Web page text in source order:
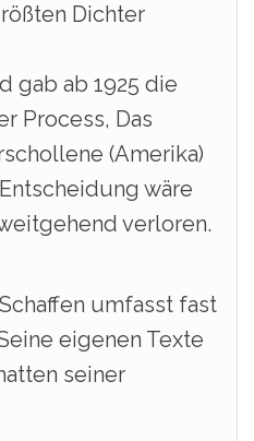
Dichter
gab ab 1925 die
Process, Das
(Amerika)
wäre
verloren.
umfasst fast
eigenen Texte
seiner